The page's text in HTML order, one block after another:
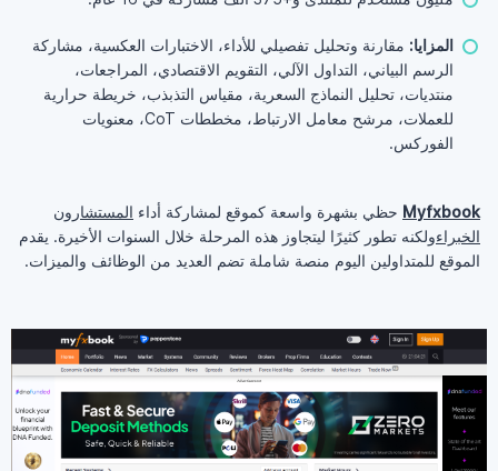
المزايا: مقارنة وتحليل تفصيلي للأداء، الاختبارات العكسية، مشاركة
الرسم البياني، التداول الآلي، التقويم الاقتصادي، المراجعات،
منتديات، تحليل النماذج السعرية، مقياس التذبذب، خريطة حرارية
للعملات، مرشح معامل الارتباط، مخططات CoT، معنويات
الفوركس.
Myfxbook حظي بشهرة واسعة كموقع لمشاركة أداء المستشارون
الخبراءولكنه تطور كثيرًا ليتجاوز هذه المرحلة خلال السنوات الأخيرة. يقدم
الموقع للمتداولين اليوم منصة شاملة تضم العديد من الوظائف والميزات.